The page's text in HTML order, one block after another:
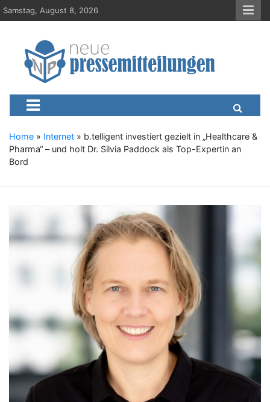
S
k
Samstag, August 8, 2026
Neue-
Presseportal, Nachrichten, News, Meldungen, Wirtschaft
Home » Internet » b.telligent investiert gezielt in „Healthcare &
Pharma“ – und holt Dr. Silvia Paddock als Top-Expertin an
Bord